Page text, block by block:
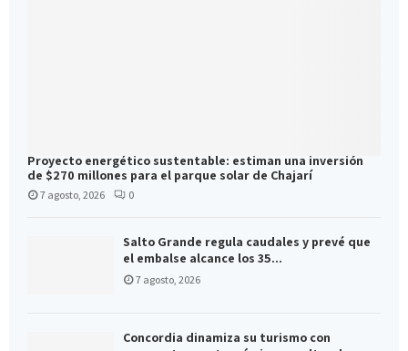
Proyecto energético sustentable: estiman una inversión
de $270 millones para el parque solar de Chajarí
7 agosto, 2026 0
Salto Grande regula caudales y prevé que
el embalse alcance los 35...
7 agosto, 2026
Concordia dinamiza su turismo con